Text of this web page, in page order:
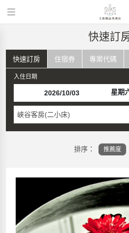
快速訂
快速訂房 住宿券 專案代碼
入住日期
星期
峽谷客房(二小床)
排序： 推薦度